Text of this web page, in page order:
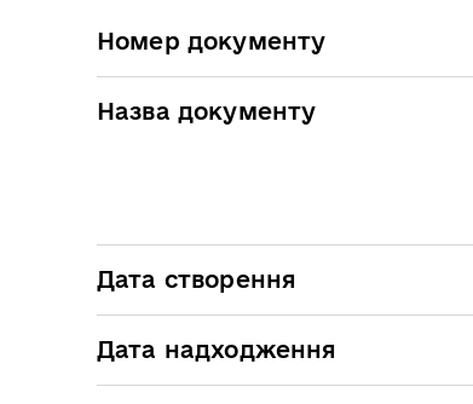
Номер документу
Назва документу
Дата створення
Дата надходження